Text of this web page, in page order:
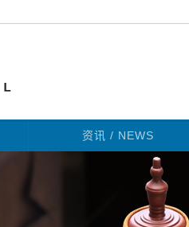
资讯 / NEWS